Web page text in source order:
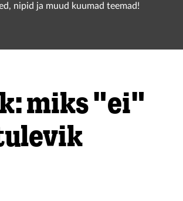
nipid ja muud kuumad teemad!
miks "ei"